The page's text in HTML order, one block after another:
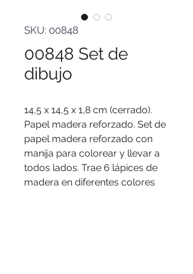
SKU: 00848
00848 Set de
dibujo
14,5 x 14,5 x 1,8 cm (cerrado).
Papel madera reforzado. Set de
papel madera reforzado con
manija para colorear y llevar a
todos lados. Trae 6 lápices de
madera en diferentes colores